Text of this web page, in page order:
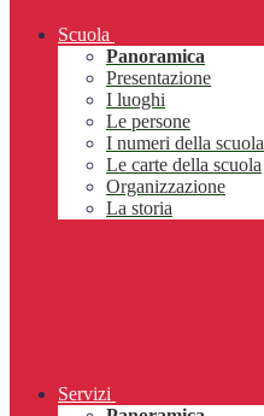
Scuola
Panoramica
Presentazione
I luoghi
Le persone
I numeri della scuola
Le carte della scuola
Organizzazione
La storia
Servizi